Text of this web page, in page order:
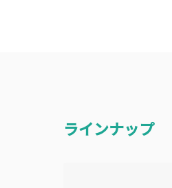
ラインナップ